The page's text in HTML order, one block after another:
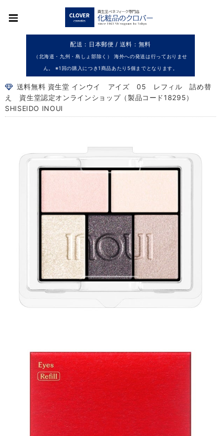
配送：日本郵便 / 送料：無料
（北海道・九州・島しょ部除く） 海外への発送は行っておりませ
ん。 ※1回の購入につき1商品あたり5個までとなります。
送料無料 資生堂 インウイ アイズ 05 レフィル 詰め替
え 資生堂認定オンラインショップ（製品コード18295）
SHISEIDO INOUI